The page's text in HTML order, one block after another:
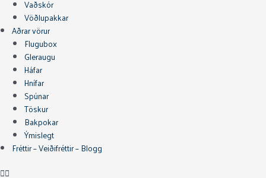
Vaðskór
Vöðlupakkar
Aðrar vörur
Flugubox
Gleraugu
Háfar
Hnífar
Spúnar
Töskur
Bakpokar
Ýmislegt
Fréttir – Veiðifréttir – Blogg